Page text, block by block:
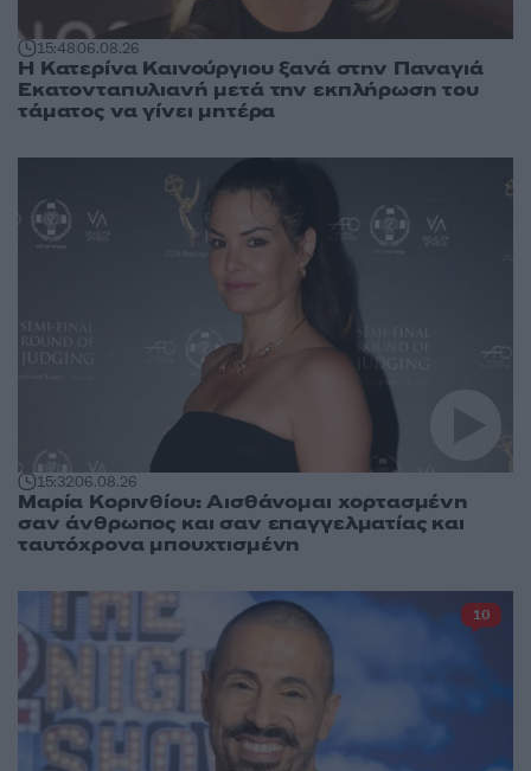
15:4806.08.26
Η Κατερίνα Καινούργιου ξανά στην Παναγιά
Εκατονταπυλιανή μετά την εκπλήρωση του
τάματος να γίνει μητέρα
15:3206.08.26
Μαρία Κορινθίου: Αισθάνομαι χορτασμένη
σαν άνθρωπος και σαν επαγγελματίας και
ταυτόχρονα μπουχτισμένη
10